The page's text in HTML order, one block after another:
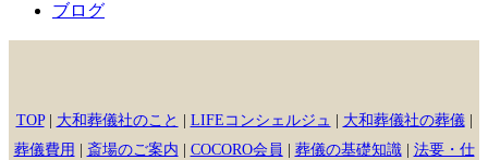
ブログ
TOP| 大和葬儀社のこと LIFEコンシェルジュ 大和葬儀社の葬儀|
葬儀費用
斎場のご案内 COCORO会員 葬儀の基礎知識| 法要・仕